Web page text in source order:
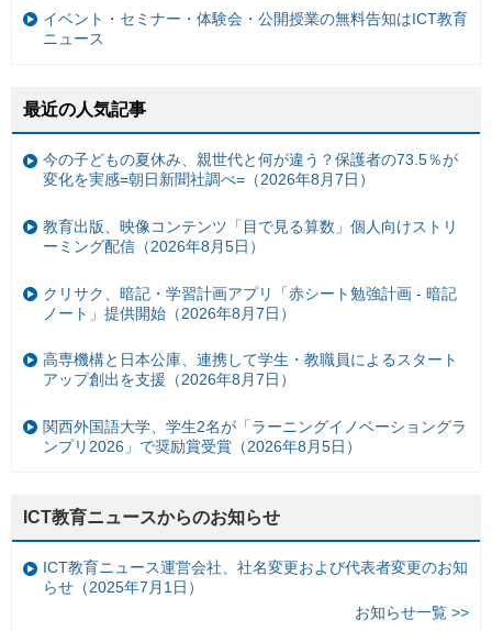
イベント・セミナー・体験会・公開授業の無料告知はICT教育
ニュース
最近の人気記事
今の子どもの夏休み、親世代と何が違う？保護者の73.5％が
変化を実感=朝日新聞社調べ=（2026年8月7日）
教育出版、映像コンテンツ「目で見る算数」個人向けストリ
ーミング配信（2026年8月5日）
クリサク、暗記・学習計画アプリ「赤シート勉強計画 - 暗記
ノート」提供開始（2026年8月7日）
高専機構と日本公庫、連携して学生・教職員によるスタート
アップ創出を支援（2026年8月7日）
関西外国語大学、学生2名が「ラーニングイノベーショングラ
ンプリ2026」で奨励賞受賞（2026年8月5日）
ICT教育ニュースからのお知らせ
ICT教育ニュース運営会社、社名変更および代表者変更のお知
らせ（2025年7月1日）
お知らせ一覧 >>